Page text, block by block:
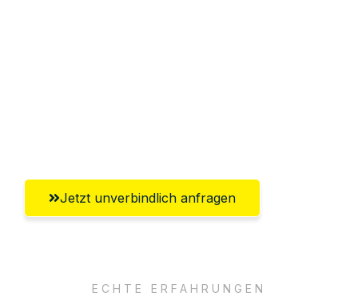
Jetzt unverbindlich anfragen
ECHTE ERFAHRUNGEN